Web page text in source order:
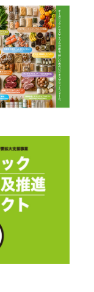
りんねしゃ